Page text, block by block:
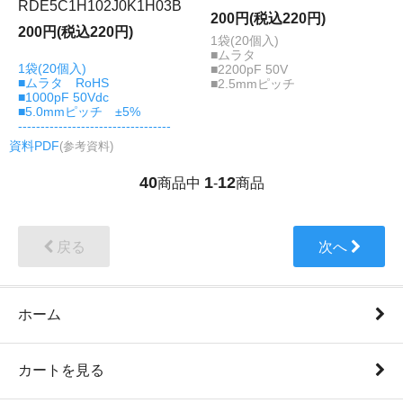
RDE5C1H102J0K1H03B
200円(税込220円)
1袋(20個入)
■ムラタ RoHS
■1000pF 50Vdc
■5.0mmピッチ ±5%
----------------------------------
資料PDF(参考資料)
200円(税込220円)
1袋(20個入)
■ムラタ
■2200pF 50V
■2.5mmピッチ
40商品中 1-12商品
戻る 次へ
ホーム
カートを見る